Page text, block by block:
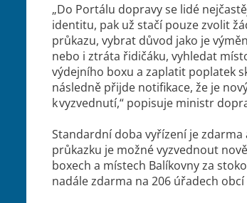
„Do Portálu dopravy se lidé
identitu, pak už stačí pouze zvolit
průkazu, vybrat důvod jako je
nebo i ztráta řidičáku, vyhledat
výdejního boxu a zaplatit poplatek
následně přijde notifikace, že je
k vyzvednutí,“ popisuje ministr
Standardní doba vyřízení je
průkazku je možné vyzvednout
boxech a místech Balíkovny za
nadále zdarma na 206 úřadech